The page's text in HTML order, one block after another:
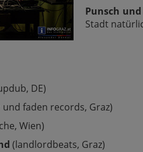
Punsch
Stadt
DE)
faden records, Graz)
Wien)
(landlordbeats, Graz)